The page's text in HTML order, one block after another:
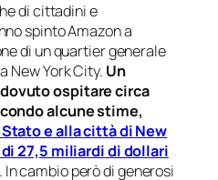
di cittadini e
spinto Amazon a
di un quartier generale
New York City. Un
ospitare circa
alcune stime,
e alla città di New
27,5 miliardi di dollari
. In cambio però di generosi